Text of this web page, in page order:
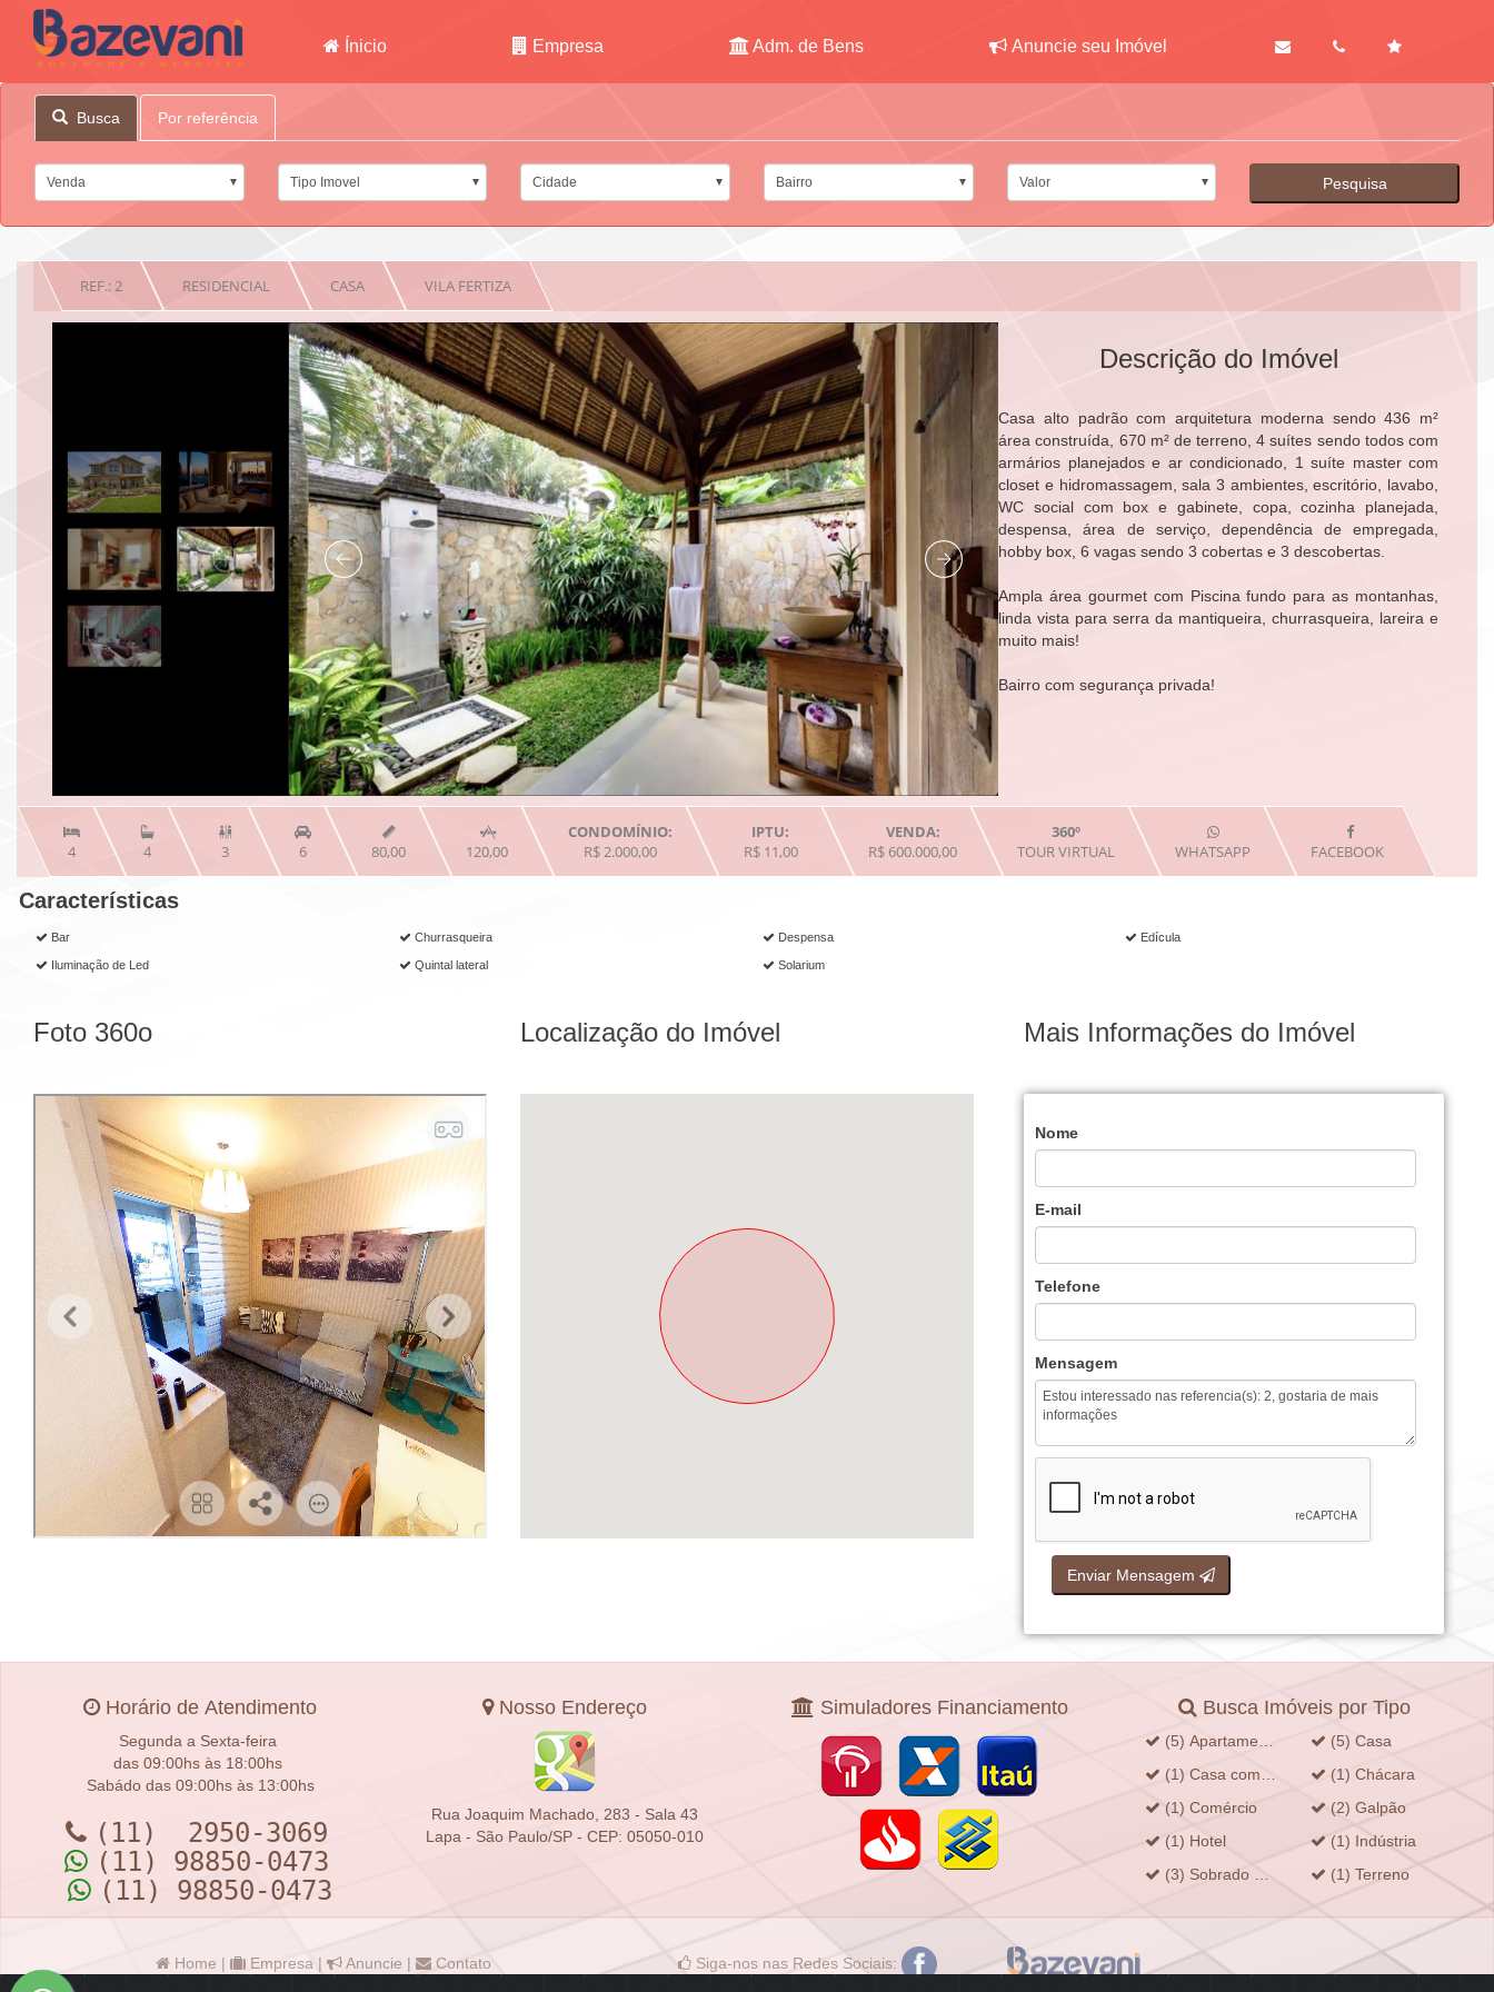
Ínicio Empresa Adm. de Bens Anuncie seu Imóvel
Busca Por referência
Venda Tipo Imovel Cidade Bairro Valor Pesquisa
REF.: 2 RESIDENCIAL CASA VILA FERTIZA
Descrição do Imóvel
Casa alto padrão com arquitetura moderna sendo 436 m²
área construída, 670 m² de terreno, 4 suítes sendo todos com
armários planejados e ar condicionado, 1 suíte master com
closet e hidromassagem, sala 3 ambientes, escritório, lavabo,
WC social com box e gabinete, copa, cozinha planejada,
despensa, área de serviço, dependência de empregada,
hobby box, 6 vagas sendo 3 cobertas e 3 descobertas.
Ampla área gourmet com Piscina fundo para as montanhas,
linda vista para serra da mantiqueira, churrasqueira, lareira e
muito mais!
Bairro com segurança privada!
4 4

3 6

80,00

120,00
CONDOMÍNIO:
R$ 2.000,00
IPTU:
R$ 11,00
VENDA:
R$ 600.000,00
360º
TOUR VIRTUAL
WHATSAPP FACEBOOK
Características
Bar Churrasqueira Despensa Edícula
Iluminação de Led Quintal lateral Solarium
Foto 360o Localização do Imóvel Mais Informações do Imóvel
Nome
E-mail
Telefone
Mensagem
Enviar Mensagem
Horário de Atendimento
Segunda a Sexta-feira
das 09:00hs às 18:00hs
Sabádo das 09:00hs às 13:00hs
(11) 2950-3069
(11) 98850-0473
(11) 98850-0473
Nosso Endereço
Rua Joaquim Machado, 283 - Sala 43
Lapa - São Paulo/SP - CEP: 05050-010
Simuladores Financiamento Busca Imóveis por Tipo
(5) Apartamento
(5) Casa
(1) Casa comercial em condomínio fechado
(1) Chácara
(1) Comércio
(2) Galpão
(1) Hotel
(1) Indústria
(3) Sobrado em condomínio fechado
(1) Terreno
Home | Empresa | Anuncie | Contato Siga-nos nas Redes Sociais: